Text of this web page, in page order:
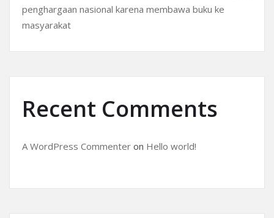
penghargaan nasional karena membawa buku ke
masyarakat
Recent Comments
A WordPress Commenter on Hello world!